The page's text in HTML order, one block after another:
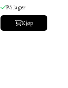
På lager
Kjøp